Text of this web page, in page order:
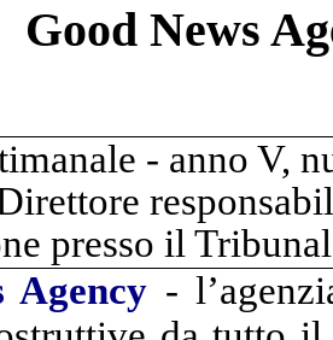
Good News
- anno V,
presso il
Agency -